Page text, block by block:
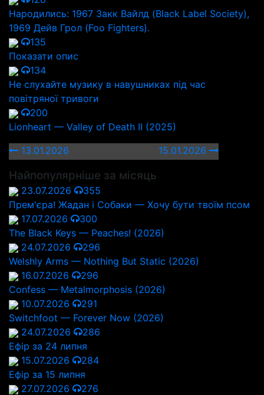
Народились: 1967 Закк Вайлд (Black Label Society),
1969 Дейв Грол (Foo Fighters).
135
Показати опис
134
Не слухайте музику в навушниках під час
повітряної тривоги
200
Lionheart — Valley of Death II (2025)
13.01.2026
15.01.2026
Найпопулярніше за місяць
23.07.2026
355
Прем'єра! Жадан і Собаки — Хочу бути твоїм псом
17.07.2026
300
The Black Keys — Peaches! (2026)
24.07.2026
296
Welshly Arms — Nothing But Static (2026)
16.07.2026
296
Confess — Metalmorphosis (2026)
10.07.2026
291
Switchfoot — Forever Now (2026)
24.07.2026
286
Ефір за 24 липня
15.07.2026
284
Ефір за 15 липня
27.07.2026
276